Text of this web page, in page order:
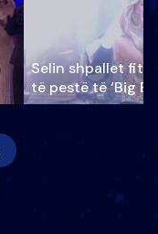
Selin shpallet
të pestë të ‘Big